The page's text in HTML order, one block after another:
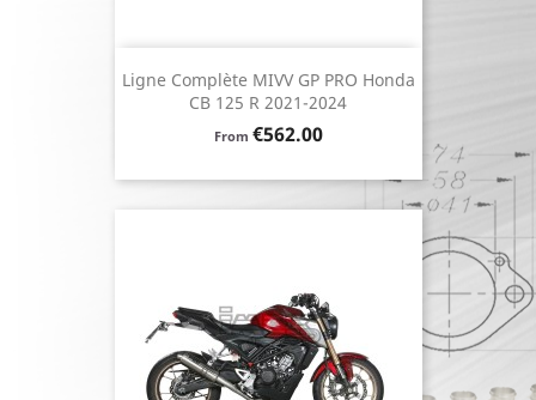
Ligne Complète MIVV GP PRO Honda
CB 125 R 2021-2024
From Price
€562.00